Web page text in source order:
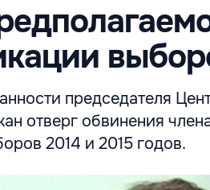
председателя
отверг обвинения
2014 и 2015 годов.